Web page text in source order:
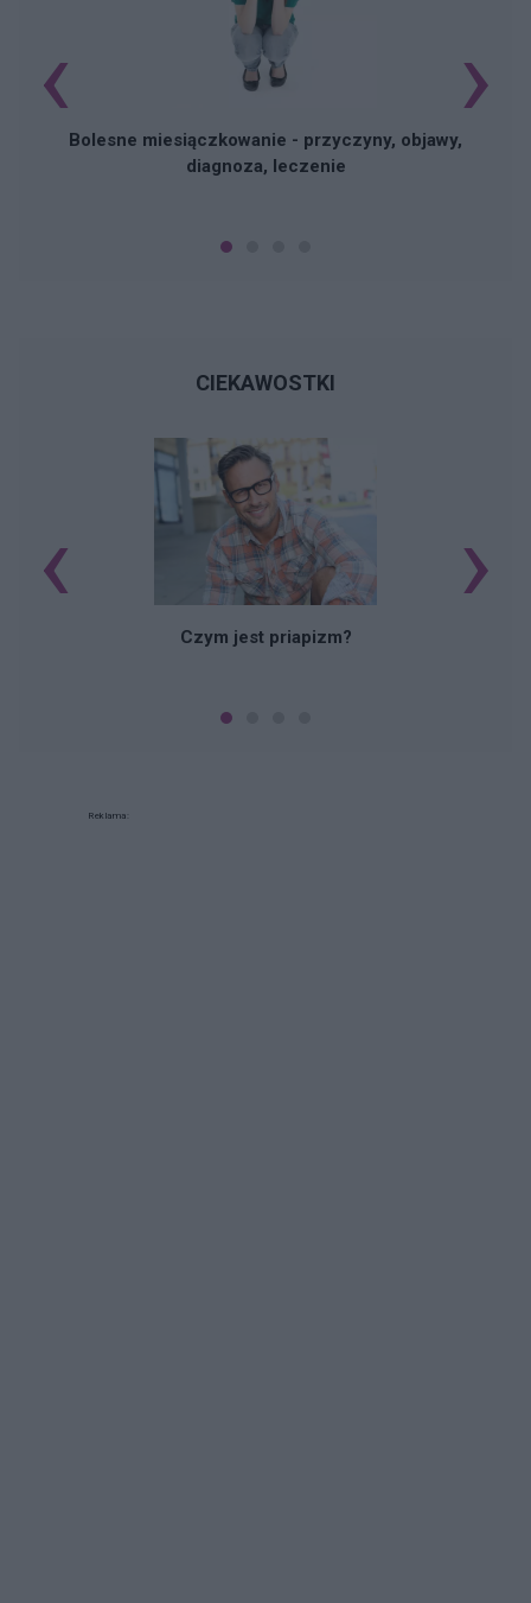
Bolesne miesiączkowanie - przyczyny, objawy,
diagnoza, leczenie
‹ ›
CIEKAWOSTKI
Czym jest priapizm?
‹ ›
Reklama: